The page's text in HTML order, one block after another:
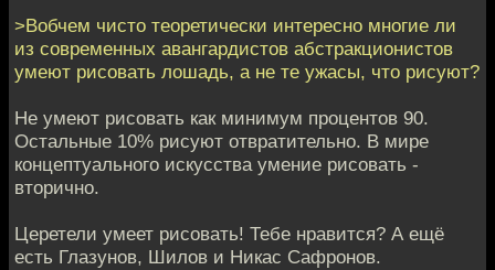
>Вобчем чисто теоретически интересно многие ли
из современных авангардистов абстракционистов
умеют рисовать лошадь, а не те ужасы, что рисуют?
Не умеют рисовать как минимум процентов 90.
Остальные 10% рисуют отвратительно. В мире
концептуального искусства умение рисовать -
вторично.
Церетели умеет рисовать! Тебе нравится? А ещё
есть Глазунов, Шилов и Никас Сафронов.